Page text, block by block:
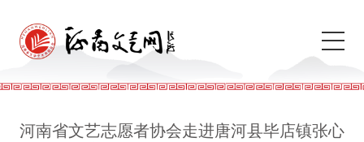
河南省文艺志愿者协会走进唐河县毕店镇张心